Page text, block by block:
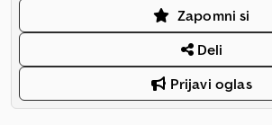
Zapomni si
Deli
Prijavi oglas